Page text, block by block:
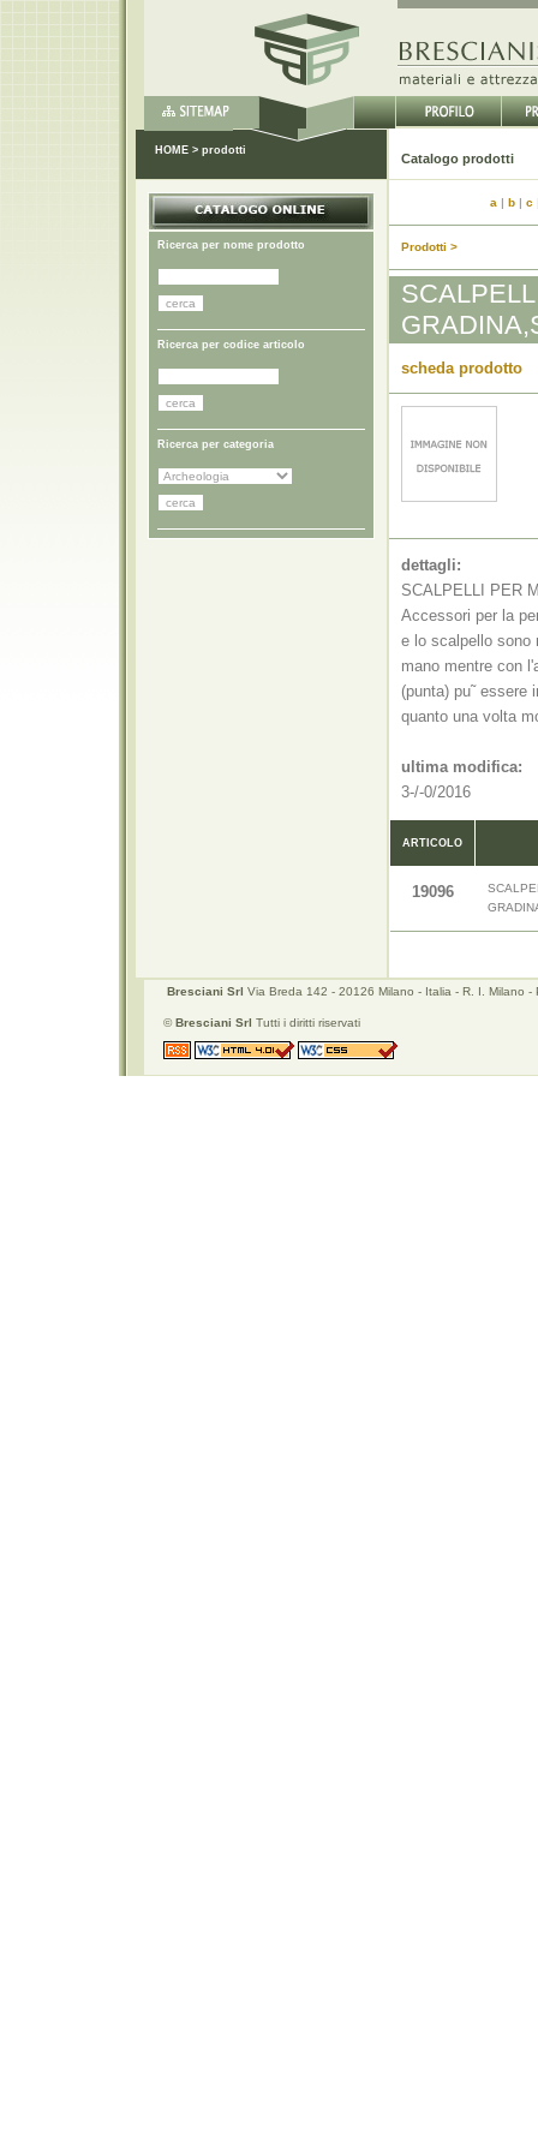
HOME > prodotti
Ricerca per nome prodotto
Ricerca per codice articolo
Ricerca per categoria
a | b | c
Prodotti >
scheda prodotto
dettagli:
SCALPELLI PER
Accessori per la
e lo scalpello sono
mano mentre con
(punta) pu˜ essere
quanto una volta
ultima modifica:
3-/-0/2016
ARTICOLO
19096
Bresciani Srl Via Breda 142 - 20126 Milano - Italia - R. I. Milano
©Bresciani Srl Tutti i diritti riservati